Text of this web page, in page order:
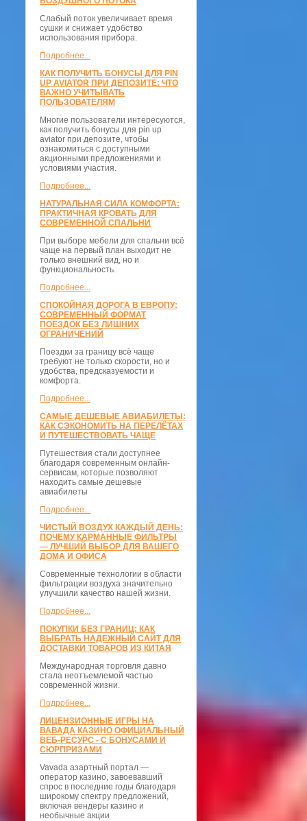
Слабый поток увеличивает время
сушки и снижает удобство
использования прибора.
Подробнее...
КАК ПОЛУЧИТЬ БОНУСЫ ДЛЯ PIN
UP AVIATOR ПРИ ДЕПОЗИТЕ: ЧТО
ВАЖНО УЧИТЫВАТЬ
ПОЛЬЗОВАТЕЛЯМ
Многие пользователи интересуются,
как получить бонусы для pin up
aviator при депозите, чтобы
ознакомиться с доступными
акционными предложениями и
условиями участия.
Подробнее...
НАТУРАЛЬНАЯ СИЛА КОМФОРТА:
ПРАКТИЧНАЯ КРОВАТЬ ДЛЯ
СОВРЕМЕННОЙ СПАЛЬНИ
При выборе мебели для спальни всё
чаще на первый план выходит не
только внешний вид, но и
функциональность.
Подробнее...
СПОКОЙНАЯ ДОРОГА В ЕВРОПУ:
СОВРЕМЕННЫЙ ФОРМАТ
ПОЕЗДОК БЕЗ ЛИШНИХ
ОГРАНИЧЕНИЙ
Поездки за границу всё чаще
требуют не только скорости, но и
удобства, предсказуемости и
комфорта.
Подробнее...
САМЫЕ ДЕШЕВЫЕ АВИАБИЛЕТЫ:
КАК СЭКОНОМИТЬ НА ПЕРЕЛЁТАХ
И ПУТЕШЕСТВОВАТЬ ЧАЩЕ
Путешествия стали доступнее
благодаря современным онлайн-
сервисам, которые позволяют
находить самые дешевые
авиабилеты
Подробнее...
ЧИСТЫЙ ВОЗДУХ КАЖДЫЙ ДЕНЬ:
ПОЧЕМУ КАРМАННЫЕ ФИЛЬТРЫ
— ЛУЧШИЙ ВЫБОР ДЛЯ ВАШЕГО
ДОМА И ОФИСА
Современные технологии в области
фильтрации воздуха значительно
улучшили качество нашей жизни.
Подробнее...
ПОКУПКИ БЕЗ ГРАНИЦ: КАК
ВЫБРАТЬ НАДЕЖНЫЙ САЙТ ДЛЯ
ДОСТАВКИ ТОВАРОВ ИЗ КИТАЯ
Международная торговля давно
стала неотъемлемой частью
современной жизни.
Подробнее...
ЛИЦЕНЗИОННЫЕ ИГРЫ НА
ВАВАДА КАЗИНО ОФИЦИАЛЬНЫЙ
ВЕБ-РЕСУРС - С БОНУСАМИ И
СЮРПРИЗАМИ
Vavada азартный портал —
оператор казино, завоевавший
спрос в последние годы благодаря
широкому спектру предложений,
включая вендеры казино и
необычные акции